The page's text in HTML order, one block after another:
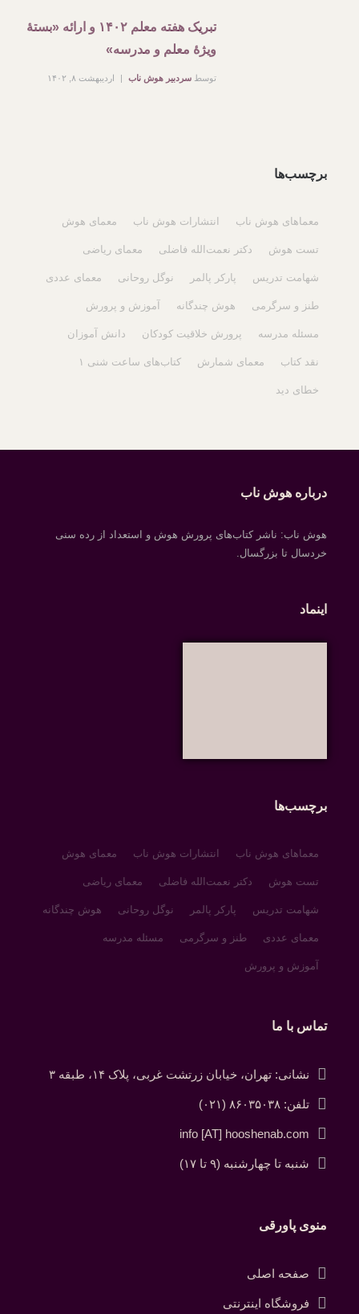
تبریک هفته معلم ۱۴۰۲ و ارائه «بستۀ
ویژۀ معلم و مدرسه»
توسط سردبیر هوش ناب اردیبهشت ۸, ۱۴۰۲
برچسب‌ها
معماهای هوش ناب انتشارات هوش ناب معمای هوش
تست هوش دکتر نعمت‌الله فاضلی معمای ریاضی
شهامت تدریس پارکر پالمر نوگل روحانی معمای عددی
طنز و سرگرمی هوش چندگانه آموزش و پرورش
مسئله مدرسه پرورش خلاقیت کودکان دانش آموزان
نقد کتاب معمای شمارش کتاب‌های ساعت شنی ۱
خطای دید
درباره هوش ناب
هوش ناب: ناشر کتاب‌های پرورش هوش و استعداد از رده سنی
خردسال تا بزرگسال.
اینماد
برچسب‌ها
معماهای هوش ناب انتشارات هوش ناب معمای هوش
تست هوش دکتر نعمت‌الله فاضلی معمای ریاضی
شهامت تدریس پارکر پالمر نوگل روحانی هوش چندگانه
معمای عددی طنز و سرگرمی مسئله مدرسه
آموزش و پرورش
تماس با ما
نشانی: تهران، خیابان زرتشت غربی، پلاک ۱۴، طبقه ۳
تلفن: ۸۶۰۳۵۰۳۸ (۰۲۱)
info [AT] hooshenab.com
شنبه تا چهارشنبه (۹ تا ۱۷)
منوی پاورقی
صفحه اصلی
فروشگاه اینترنتی